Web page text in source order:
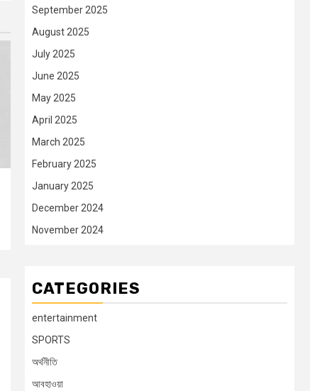
September 2025
August 2025
July 2025
June 2025
May 2025
April 2025
March 2025
February 2025
January 2025
December 2024
November 2024
CATEGORIES
entertainment
SPORTS
অর্থনীতি
আবহাওয়া